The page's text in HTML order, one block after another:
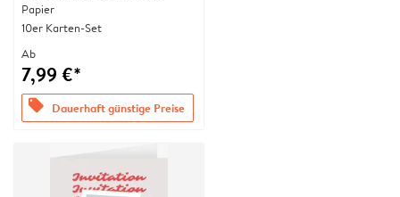
Papier
10er Karten-Set
Ab
7,99 €*
offers Dauerhaft günstige Preise